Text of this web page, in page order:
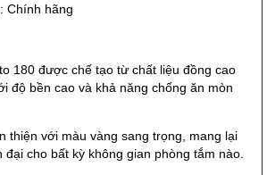
: Chính hãng
180 được chế tạo từ chất liệu đồng cao
độ bền cao và khả năng chống ăn mòn
thiện với màu vàng sang trọng, mang lại
đại cho bất kỳ không gian phòng tắm nào.